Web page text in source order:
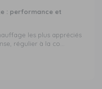
: performance et
les plus appréciés
régulier à la co...